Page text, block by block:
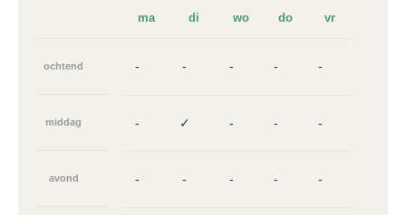
ma di wo do vr
ochtend - - - - -
middag - ✓ - - -
avond - - - - -